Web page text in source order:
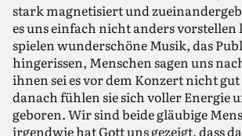
stark magnetisiert und
es uns einfach nicht anders
spielen wunderschöne Musik, das
hingerissen, Menschen sagen uns
ihnen sei es vor dem Konzert nicht
danach fühlen sie sich voller Energie
geboren. Wir sind beide gläubige
irgendwie hat Gott uns gezeigt, dass